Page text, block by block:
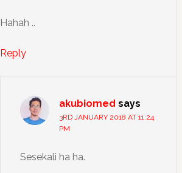
Hahah ..
Reply
akubiomed says
3RD JANUARY 2018 AT 11:24
PM
Sesekali ha ha.